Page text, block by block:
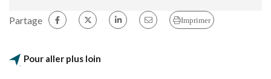
Partage Imprimer
Pour aller plus loin